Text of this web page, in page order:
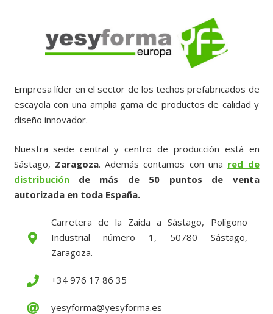
Empresa líder en el sector de los techos prefabricados de
escayola con una amplia gama de productos de calidad y
diseño innovador.
Nuestra sede central y centro de producción está en
Sástago, Zaragoza. Además contamos con una red de
distribuciónde más de 50 puntos de venta
autorizada en toda España.
Carretera de la Zaida a Sástago, Polígono
Industrial número 1, 50780 Sástago,
Zaragoza.
+34 976 17 86 35
yesyforma@yesyforma.es